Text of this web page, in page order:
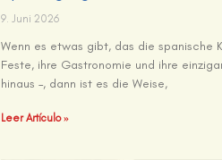
9. Juni 2026
Wenn es etwas gibt, das die spanische
Feste, ihre Gastronomie und ihre
hinaus –, dann ist es die Weise,
Leer Artículo »